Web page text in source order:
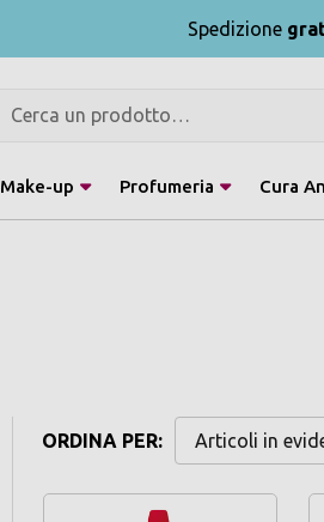
Spedizione
Make-up Profumeria Cura
ORDINA PER: